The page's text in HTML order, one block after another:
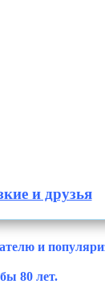
и друзья
и
80 лет.